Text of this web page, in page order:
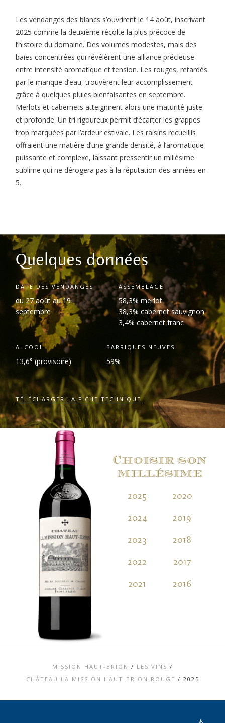
Les vendanges des blancs s’ouvrirent le 14 août, inscrivant
2025 comme la deuxième récolte la plus précoce de
l’histoire du domaine. Des volumes modestes, mais des
baies concentrées qui révélèrent une alliance précieuse
entre intensité aromatique et tension. Les rouges, retardés
par le manque d’eau, trouvèrent leur accomplissement
grâce à quelques pluies bienfaisantes en septembre.
Merlots et cabernets atteignirent alors une maturité juste
et profonde. Un tri rigoureux permit d’écarter les grappes
trop marquées par l’ardeur estivale. Les raisins recueillis
offraient une matière d’une grande densité, à l’aromatique
puissante et complexe, laissant pressentir un millésime
sublime qui ne dérogera pas à la réputation des années en
5.
Quelques données
DATE DES VENDANGES
du 27 août au 19
septembre
ASSEMBLAGE
58,3% merlot
38,3% cabernet sauvignon
3,4% cabernet franc
ALCOOL
13,6° (provisoire)
BARRIQUES NEUVES
59%
TÉLÉCHARGER LA FICHE TECHNIQUE
Choisir son
millésime
2025
2024
2023
2022
2021
2020
2019
2018
2017
2016
MISSION HAUT-BRION / LES VINS /
CHÂTEAU LA MISSION HAUT-BRION ROUGE / 2025